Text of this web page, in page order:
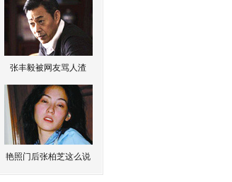
张丰毅被网友骂人渣
艳照门后张柏芝这么说